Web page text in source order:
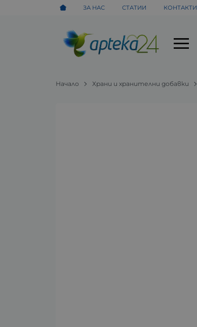
ЗА НАС СТАТИИ КОНТАКТИ
Начало Храни и хранителни добавки